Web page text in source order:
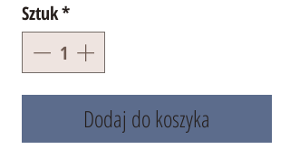
Sztuk*
Dodaj do koszyka